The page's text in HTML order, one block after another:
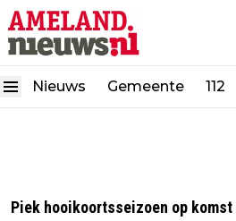
Nieuws Gemeente 112
Piek hooikoortsseizoen op komst